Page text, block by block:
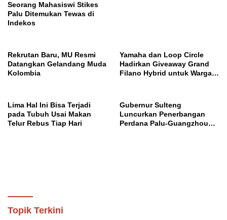
Seorang Mahasiswi Stikes
Palu Ditemukan Tewas di
Indekos
Rekrutan Baru, MU Resmi
Datangkan Gelandang Muda
Kolombia
Yamaha dan Loop Circle
Hadirkan Giveaway Grand
Filano Hybrid untuk Warga
Lima Hal Ini Bisa Terjadi
pada Tubuh Usai Makan
Telur Rebus Tiap Hari
Gubernur Sulteng
Luncurkan Penerbangan
Perdana Palu-Guangzhou
Topik Terkini